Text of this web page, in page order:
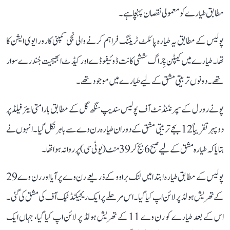
مطابق طیارے کو معمولی نقصان پہنچا ہے۔
پولیس کے مطابق یہ طیارہ پائلٹ ٹریننگ فراہم کرنے والی نجی کمپنی کارور ایوی ایشن کا
تھا۔ طیارے میں کیپٹن چِراگ ششی کانت ڈوئیفوڈے اور کیڈٹ ابھیجیت جُندرے سوار
تھے۔ دونوں تربیتی مشق کے لیے طیارے میں موجود تھے۔
پونے رورل کے سپرنٹنڈنٹ آف پولیس سندیپ سنگھ گل کے مطابق بارامتی ایئر فیلڈ پر
دوپہر تقریباً 12 بجے تربیتی مشق کے دوران طیارہ رن وے سے باہر نکل گیا۔ انہوں نے
بتایا کہ طیارہ مشق کے لیے صبح 6 بج کر 39 منٹ (یو ٹی سی) پر روانہ ہوا تھا۔
پولیس کے مطابق طیارہ ابتدا میں لنک براوو کے ذریعے رن وے پر آیا اور رن وے 29
کے تھریش ہولڈ پر لائن اپ کیا گیا۔ اس مرحلے پر ایک ریجیکٹڈ ٹیک آف کی مشق کی گئی۔
اس کے بعد طیارے کو رن وے 11 کے تھریش ہولڈ پر لائن اپ کیا گیا، جہاں ایک